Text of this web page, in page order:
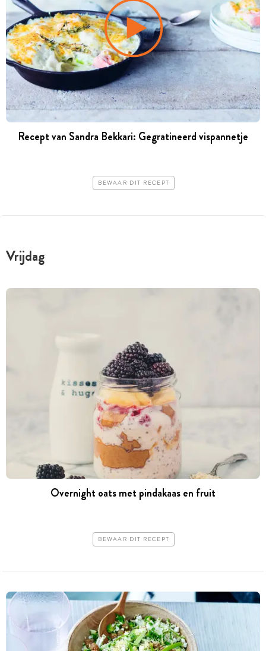
Recept van Sandra Bekkari: Gegratineerd vispannetje
BEWAAR DIT RECEPT
Vrijdag
Overnight oats met pindakaas en fruit
BEWAAR DIT RECEPT